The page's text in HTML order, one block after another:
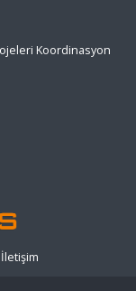
Koordinasyon
İletişim